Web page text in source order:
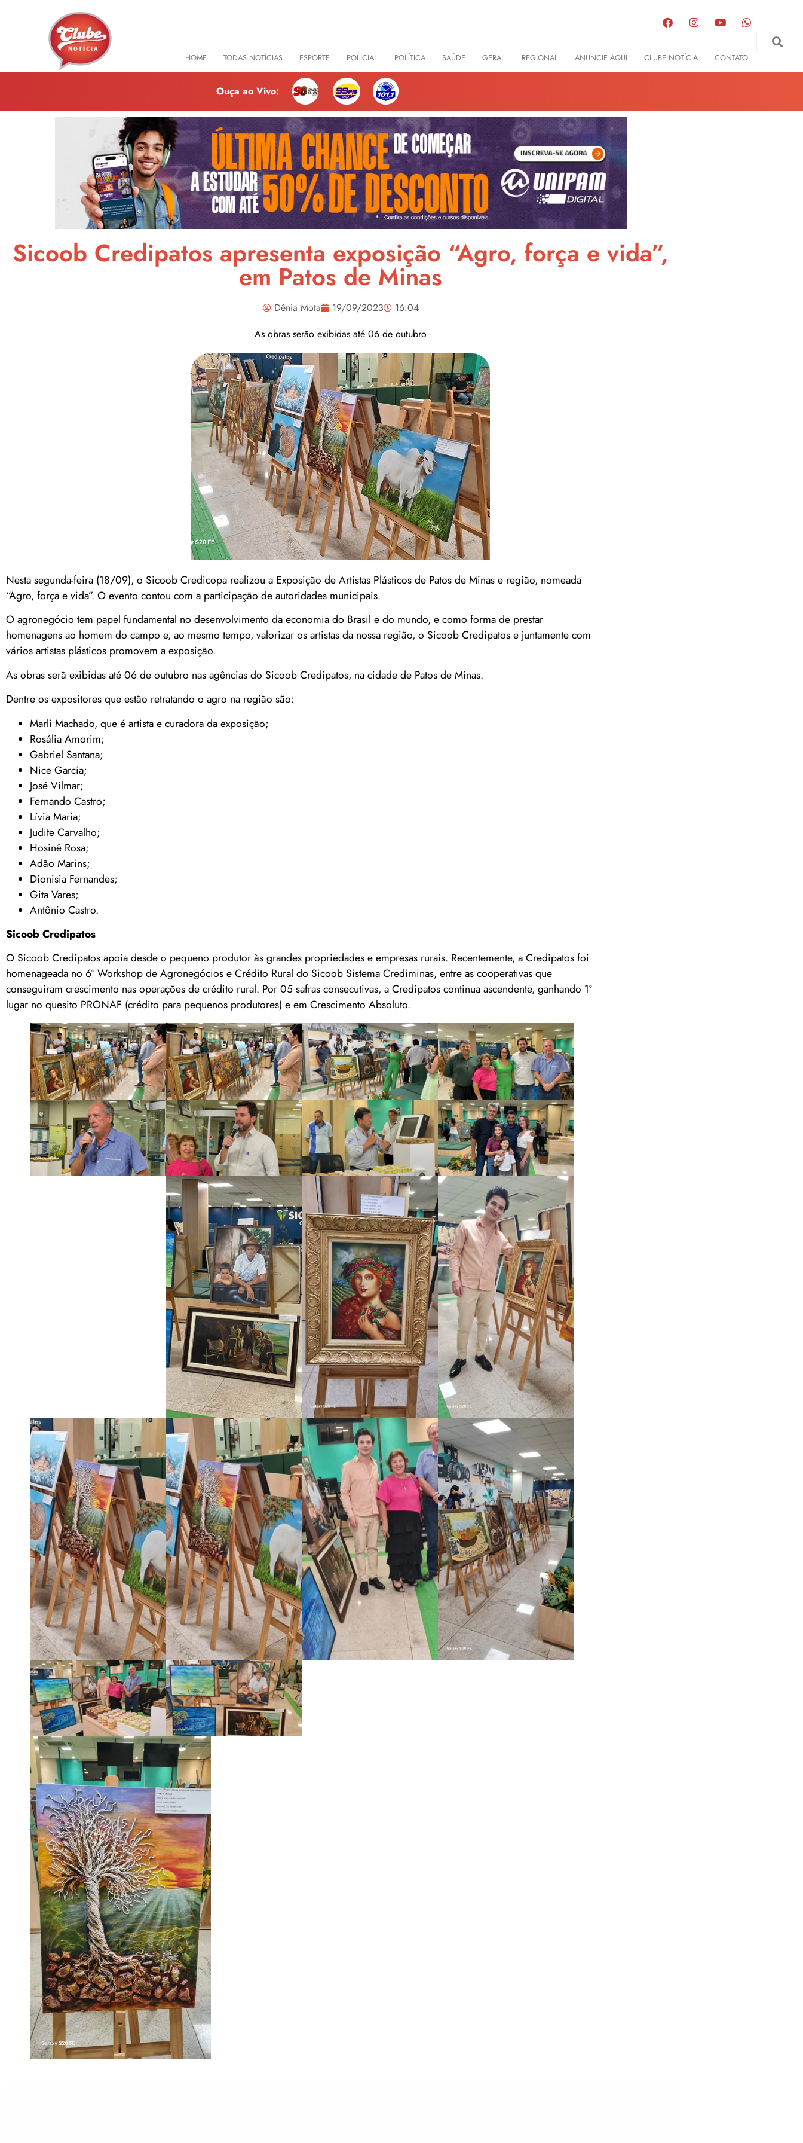
HOME TODAS NOTÍCIAS ESPORTE POLICIAL POLÍTICA SAÚDE GERAL REGIONAL ANUNCIE AQUI CLUBE NOTÍCIA CONTATO
Ouça ao Vivo:
Sicoob Credipatos apresenta exposição “Agro, força e vida”,
em Patos de Minas
Dênia Mota 19/09/2023
16:04
As obras serão exibidas até 06 de outubro
Nesta segunda-feira (18/09), o Sicoob Credicopa realizou a Exposição de Artistas Plásticos de Patos de Minas e região, nomeada
“Agro, força e vida”. O evento contou com a participação de autoridades municipais.
O agronegócio tem papel fundamental no desenvolvimento da economia do Brasil e do mundo, e como forma de prestar
homenagens ao homem do campo e, ao mesmo tempo, valorizar os artistas da nossa região, o Sicoob Credipatos e juntamente com
vários artistas plásticos promovem a exposição.
As obras serã exibidas até 06 de outubro nas agências do Sicoob Credipatos, na cidade de Patos de Minas.
Dentre os expositores que estão retratando o agro na região são:
Marli Machado, que é artista e curadora da exposição;
Rosália Amorim;
Gabriel Santana;
Nice Garcia;
José Vilmar;
Fernando Castro;
Lívia Maria;
Judite Carvalho;
Hosinê Rosa;
Adão Marins;
Dionisia Fernandes;
Gita Vares;
Antônio Castro.
Sicoob Credipatos
O Sicoob Credipatos apoia desde o pequeno produtor às grandes propriedades e empresas rurais. Recentemente, a Credipatos foi
homenageada no 6º Workshop de Agronegócios e Crédito Rural do Sicoob Sistema Crediminas, entre as cooperativas que
conseguiram crescimento nas operações de crédito rural. Por 05 safras consecutivas, a Credipatos continua ascendente, ganhando 1º
lugar no quesito PRONAF (crédito para pequenos produtores) e em Crescimento Absoluto.